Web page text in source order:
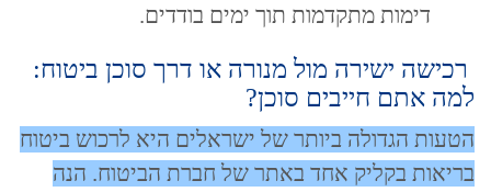
דימות מתקדמות תוך ימים בודדים.
רכישה ישירה מול מנורה או דרך סוכן ביטוח:
למה אתם חייבים סוכן?
הטעות הגדולה ביותר של ישראלים היא לרכוש ביטוח
בריאות בקליק אחד באתר של חברת הביטוח. הנה